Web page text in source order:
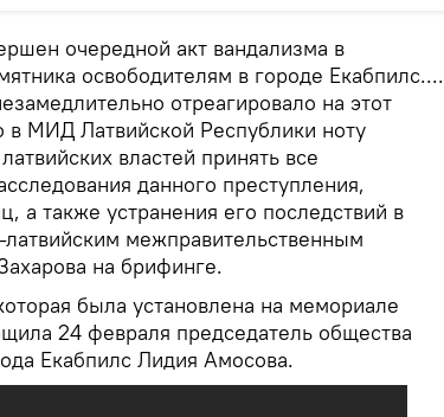
очередной акт вандализма в
освободителям в городе Екабпилс....
отреагировало на этот
в МИД Латвийской Республики ноту
властей принять все
данного преступления,
а также устранения его последствий в
латвийским межправительственным
на брифинге.
была установлена на мемориале
24 февраля председатель общества
Екабпилс Лидия Амосова.